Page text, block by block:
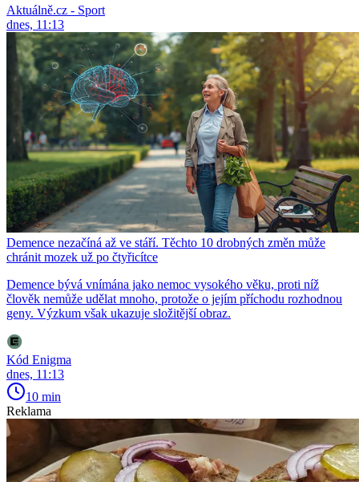
Aktuálně.cz - Sport
dnes, 11:13
Demence nezačíná až ve stáří. Těchto 10 drobných změn může
chránit mozek už po čtyřicítce
Demence bývá vnímána jako nemoc vysokého věku, proti níž
člověk nemůže udělat mnoho, protože o jejím příchodu rozhodnou
geny. Výzkum však ukazuje složitější obraz.
Kód Enigma
dnes, 11:13
10 min
Reklama